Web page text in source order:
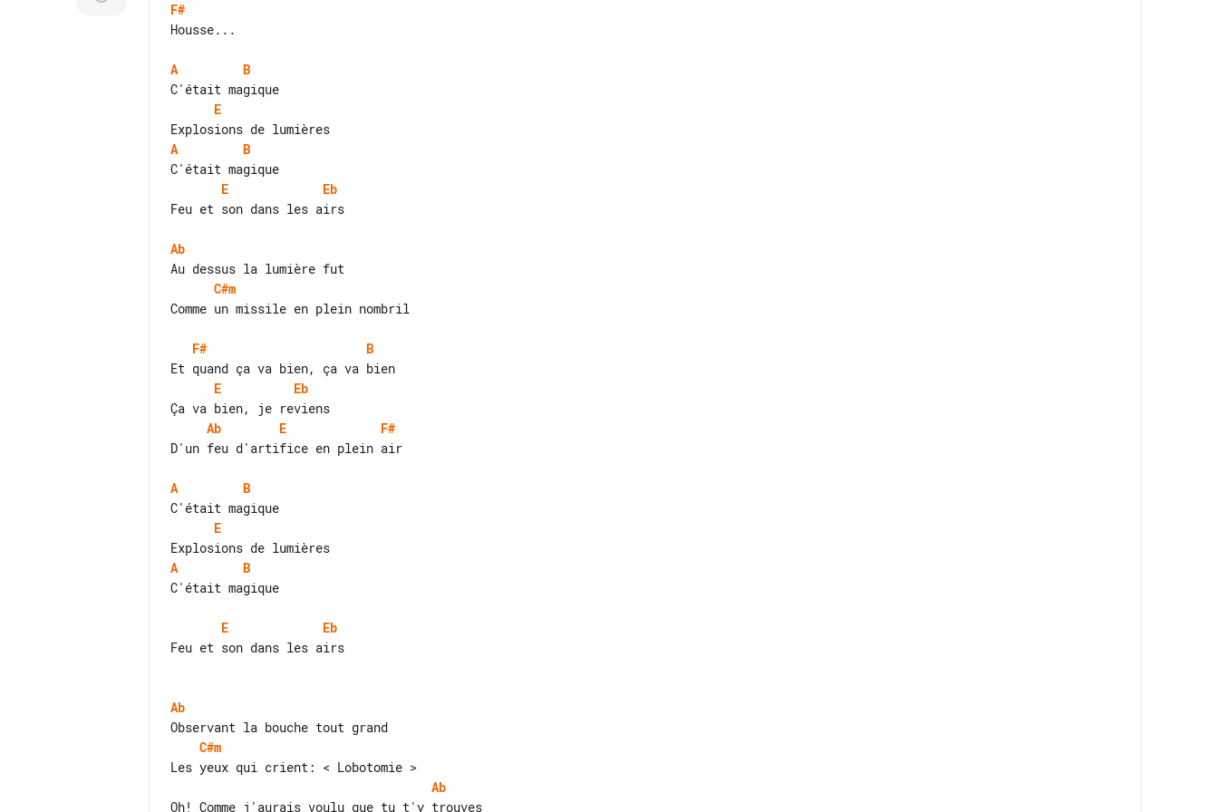
F#
Housse...
A
B
E
A
B
E
Eb
Feu et son dans les airs
Ab
C#m
Comme un missile en plein nombril
F#
B
E
Eb
Ab
E
F#
D'un feu d'artifice en plein air
A
B
E
A
B
C'était magique
E
Eb
Feu et son dans les airs
Ab
C#m
Ab
Oh! Comme j'aurais voulu que tu t'y trouves